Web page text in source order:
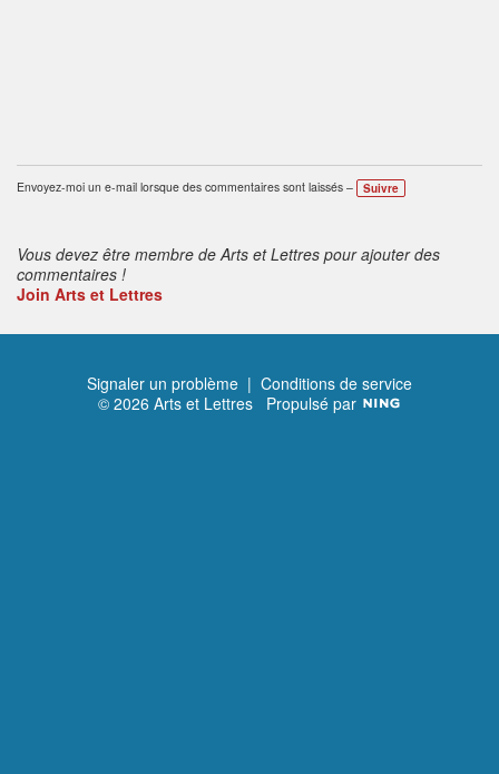
Envoyez-moi un e-mail lorsque des commentaires sont laissés – Suivre
Vous devez être membre de Arts et Lettres pour ajouter des
commentaires !
Join Arts et Lettres
Signaler un problème | Conditions de service
© 2026 Arts et Lettres Propulsé par